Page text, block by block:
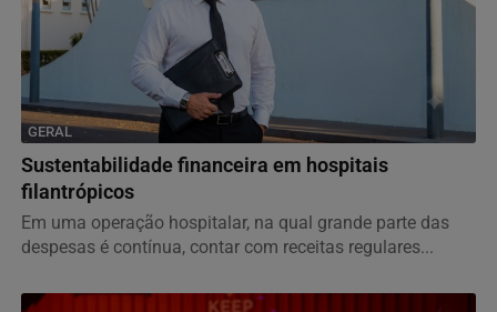
GERAL
Sustentabilidade financeira em hospitais
filantrópicos
Em uma operação hospitalar, na qual grande parte das
despesas é contínua, contar com receitas regulares...